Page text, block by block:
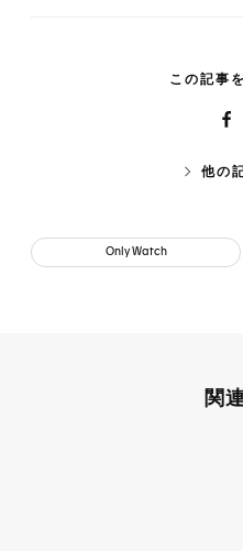
この記事
他の
Only Watch
関